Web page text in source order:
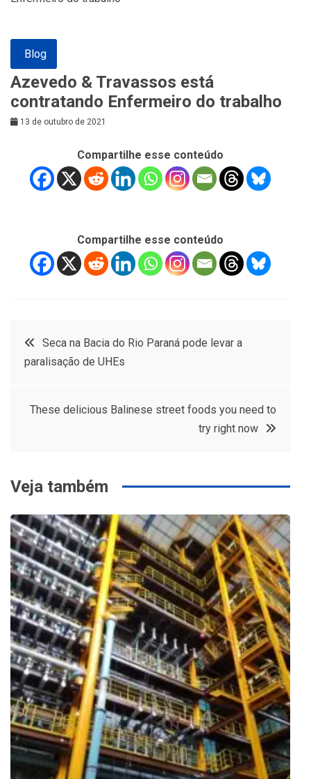
Blog
Azevedo & Travassos está
contratando Enfermeiro do trabalho
13 de outubro de 2021
Compartilhe esse conteúdo
Compartilhe esse conteúdo
Navegação
de
Post
Seca na Bacia do Rio Paraná pode levar a
paralisação de UHEs
These delicious Balinese street foods you need to
try right now
Veja também